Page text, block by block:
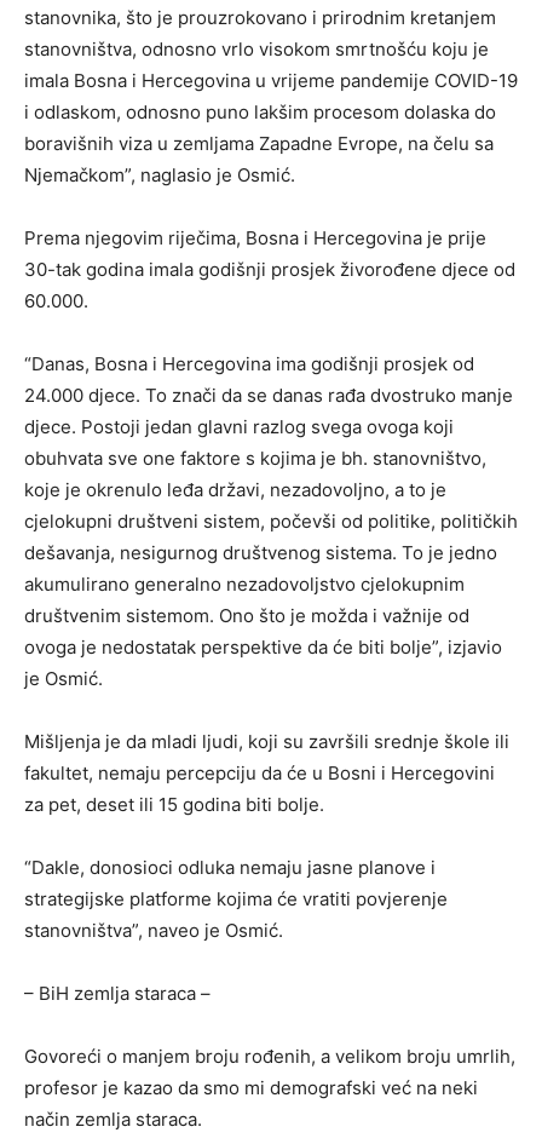
stanovnika, što je prouzrokovano i prirodnim kretanjem
stanovništva, odnosno vrlo visokom smrtnošću koju je
imala Bosna i Hercegovina u vrijeme pandemije COVID-19
i odlaskom, odnosno puno lakšim procesom dolaska do
boravišnih viza u zemljama Zapadne Evrope, na čelu sa
Njemačkom”, naglasio je Osmić.
Prema njegovim riječima, Bosna i Hercegovina je prije
30-tak godina imala godišnji prosjek živorođene djece od
60.000.
“Danas, Bosna i Hercegovina ima godišnji prosjek od
24.000 djece. To znači da se danas rađa dvostruko manje
djece. Postoji jedan glavni razlog svega ovoga koji
obuhvata sve one faktore s kojima je bh. stanovništvo,
koje je okrenulo leđa državi, nezadovoljno, a to je
cjelokupni društveni sistem, počevši od politike, političkih
dešavanja, nesigurnog društvenog sistema. To je jedno
akumulirano generalno nezadovoljstvo cjelokupnim
društvenim sistemom. Ono što je možda i važnije od
ovoga je nedostatak perspektive da će biti bolje”, izjavio
je Osmić.
Mišljenja je da mladi ljudi, koji su završili srednje škole ili
fakultet, nemaju percepciju da će u Bosni i Hercegovini
za pet, deset ili 15 godina biti bolje.
“Dakle, donosioci odluka nemaju jasne planove i
strategijske platforme kojima će vratiti povjerenje
stanovništva”, naveo je Osmić.
– BiH zemlja staraca –
Govoreći o manjem broju rođenih, a velikom broju umrlih,
profesor je kazao da smo mi demografski već na neki
način zemlja staraca.